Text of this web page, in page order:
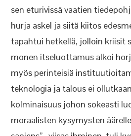
sen eturivissä vaatien
hurja askel ja siitä kiitos
tapahtui hetkellä, jolloin kriisit
monen itseluottamus alkoi
myös perinteisiä
teknologia ja talous ei
kolminaisuus johon sokeasti
moraalisten kysymysten